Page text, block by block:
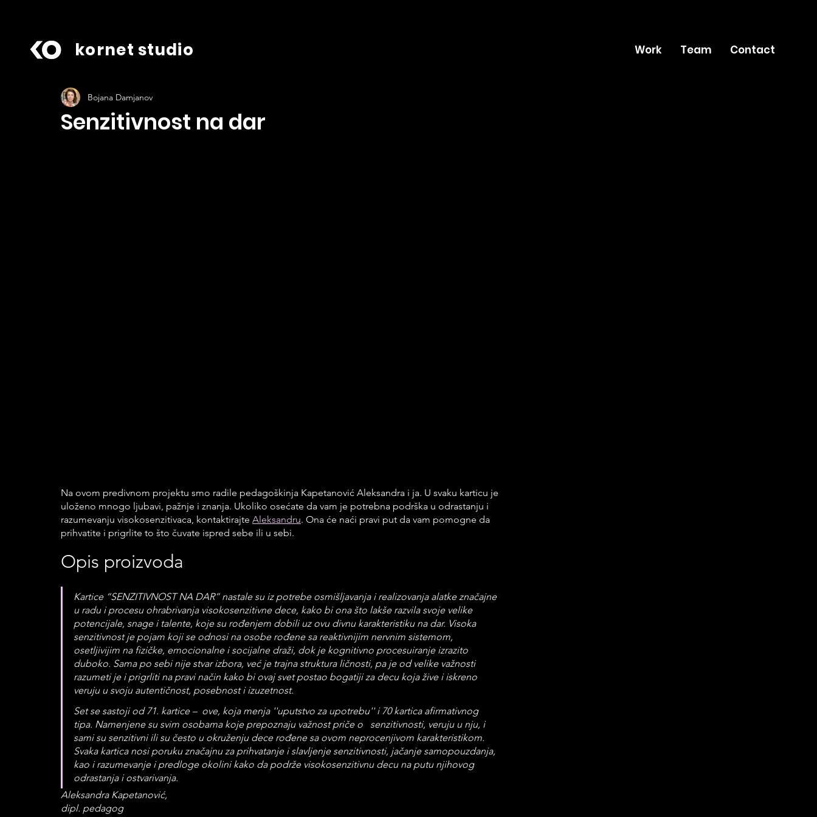
kornet studio Work Team Contact
Senzitivnost na dar
Bojana Damjanov
Na ovom predivnom projektu smo radile pedagoškinja Kapetanović Aleksandra i ja. U svaku karticu je
uloženo mnogo ljubavi, pažnje i znanja. Ukoliko osećate da vam je potrebna podrška u odrastanju i
razumevanju visokosenzitivaca, kontaktirajte Aleksandru. Ona će naći pravi put da vam pomogne da
prihvatite i prigrlite to što čuvate ispred sebe ili u sebi.
Opis proizvoda
Kartice “SENZITIVNOST NA DAR” nastale su iz potrebe osmišljavanja i realizovanja alatke značajne
u radu i procesu ohrabrivanja visokosenzitivne dece, kako bi ona što lakše razvila svoje velike
potencijale, snage i talente, koje su rođenjem dobili uz ovu divnu karakteristiku na dar. Visoka
senzitivnost je pojam koji se odnosi na osobe rođene sa reaktivnijim nervnim sistemom,
osetljivijim na fizičke, emocionalne i socijalne draži, dok je kognitivno procesuiranje izrazito
duboko. Sama po sebi nije stvar izbora, već je trajna struktura ličnosti, pa je od velike važnosti
razumeti je i prigrliti na pravi način kako bi ovaj svet postao bogatiji za decu koja žive i iskreno
veruju u svoju autentičnost, posebnost i izuzetnost.
Set se sastoji od 71. kartice –  ove, koja menja ''uputstvo za upotrebu'' i 70 kartica afirmativnog
tipa. Namenjene su svim osobama koje prepoznaju važnost priče o   senzitivnosti, veruju u nju, i
sami su senzitivni ili su često u okruženju dece rođene sa ovom neprocenjivom karakteristikom.
Svaka kartica nosi poruku značajnu za prihvatanje i slavljenje senzitivnosti, jačanje samopouzdanja,
kao i razumevanje i predloge okolini kako da podrže visokosenzitivnu decu na putu njihovog
odrastanja i ostvarivanja.
Aleksandra Kapetanović,
dipl. pedagog